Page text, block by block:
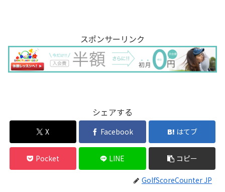
スポンサーリンク
シェアする
X Facebook はてブ
Pocket LINE コピー
GolfScoreCounter JP